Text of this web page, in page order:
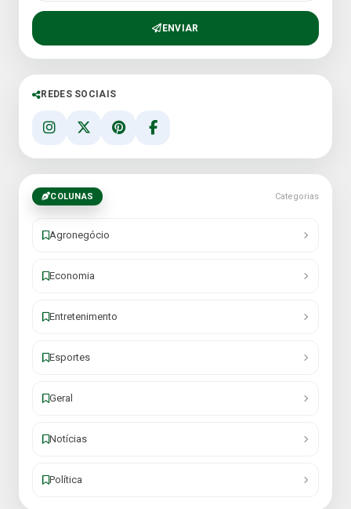
ENVIAR
REDES SOCIAIS
COLUNAS Categorias
Agronegócio
Economia
Entretenimento
Esportes
Geral
Notícias
Política